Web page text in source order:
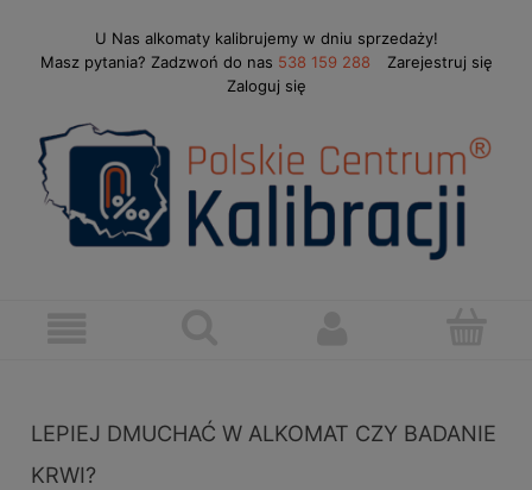
U Nas alkomaty kalibrujemy w dniu sprzedaży!
Masz pytania? Zadzwoń do nas 538 159 288
Zarejestruj się
Zaloguj się
LEPIEJ DMUCHAĆ W ALKOMAT CZY BADANIE
KRWI?